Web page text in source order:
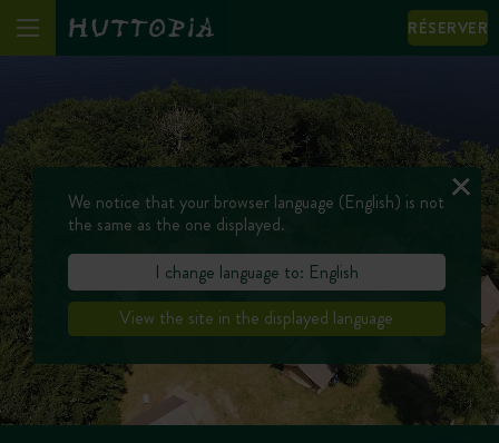
RÉSERVER
We notice that your browser language (English) is not
the same as the one displayed.
I change language to: English
View the site in the displayed language